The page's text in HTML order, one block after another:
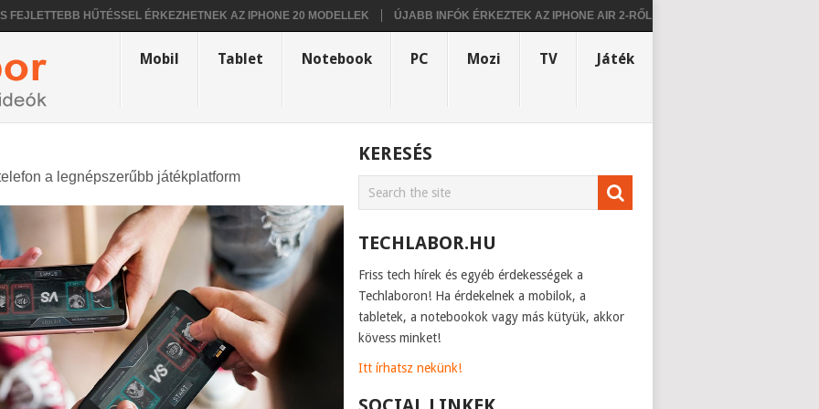
HŰTÉSSEL ÉRKEZHETNEK AZ IPHONE 20 MODELLEK ÚJABB INFÓK ÉRKEZTEK AZ IPHONE AIR 2-RŐL KISZIVÁRGOTT A MOTOROLA
Mobil Tablet Notebook PC Mozi TV Játék
a legnépszerűbb játékplatform
KERESÉS
TECHLABOR.HU
Friss tech hírek és egyéb érdekességek a
Techlaboron! Ha érdekelnek a mobilok, a
tabletek, a notebookok vagy más kütyük, akkor
kövess minket!
Itt írhatsz nekünk!